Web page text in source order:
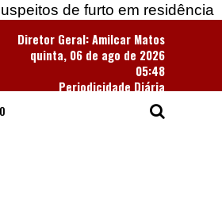
em residência
Diretor Geral: Amilcar Matos
quinta, 06 de ago de 2026
05:48
Periodicidade Diária